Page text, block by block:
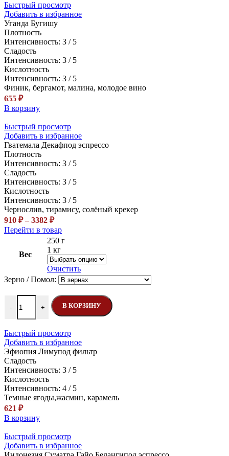
Быстрый просмотр
Добавить в избранное
Уганда Бугишу
Плотность
Интенсивность: 3 / 5
Сладость
Интенсивность: 3 / 5
Кислотность
Интенсивность: 3 / 5
Финик, бергамот, малина, молодое вино
655 ₽
В корзину
Быстрый просмотр
Добавить в избранное
Гватемала Декафпод эспрессо
Плотность
Интенсивность: 3 / 5
Сладость
Интенсивность: 3 / 5
Кислотность
Интенсивность: 3 / 5
Чернослив, тирамису, солёный крекер
910 ₽ – 3382 ₽Диапазон
цен:
910 ₽
–
3382 ₽
Перейти в товарЭтот
товар
несколько
вариаций.
Опции
можно
выбрать
на
Вес
250 г
1 кг
Очистить
Зерно / Помол:
-
Количество товара Гватемала Декаф
+ В КОРЗИНУ
Быстрый просмотр
Добавить в избранное
Эфиопия Лимупод фильтр
Сладость
Интенсивность: 3 / 5
Кислотность
Интенсивность: 4 / 5
Темные ягоды,жасмин, карамель
621 ₽
В корзину
Быстрый просмотр
Добавить в избранное